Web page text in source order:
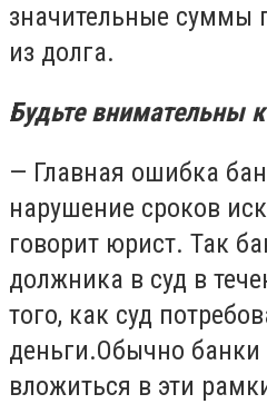
значительные суммы
из долга.
Будьте внимательны
— Главная ошибка
нарушение сроков
говорит юрист. Так
должника в суд в
того, как суд
деньги.Обычно банки
вложиться в эти